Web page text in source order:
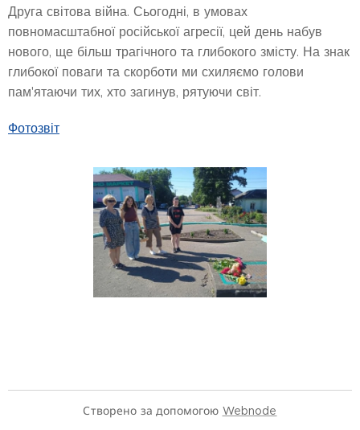
Друга світова війна. Сьогодні, в умовах
повномасштабної російської агресії, цей день набув
нового, ще більш трагічного та глибокого змісту. На знак
глибокої поваги та скорботи ми схиляємо голови
пам'ятаючи тих, хто загинув, рятуючи світ.
Фотозвіт
Створено за допомогою Webnode